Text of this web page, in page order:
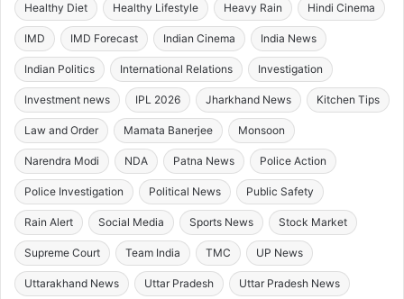
Healthy Diet Healthy Lifestyle Heavy Rain Hindi Cinema
IMD IMD Forecast Indian Cinema India News
Indian Politics International Relations Investigation
Investment news IPL 2026 Jharkhand News Kitchen Tips
Law and Order Mamata Banerjee Monsoon
Narendra Modi NDA Patna News Police Action
Police Investigation Political News Public Safety
Rain Alert Social Media Sports News Stock Market
Supreme Court Team India TMC UP News
Uttarakhand News Uttar Pradesh Uttar Pradesh News